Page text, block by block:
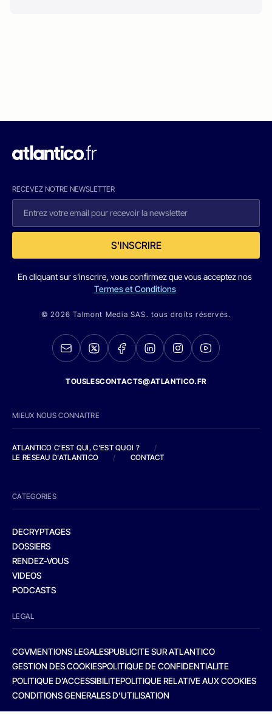
RECEVEZ NOTRE NEWSLETTER
S'INSCRIRE
En cliquant sur s'inscrire, vous confirmez que vous acceptez nos
Termes et Conditions
© 2026 Talmont Media SAS. tous droits réservés.
TOUSLESCONTACTS@ATLANTICO.FR
MIEUX NOUS CONNAITRE
ATLANTICO C'EST QUI, C'EST QUOI ?
/
LE RESEAU D'ATLANTICO
/ CONTACT
CATEGORIES
DECRYPTAGES
DOSSIERS
RENDEZ-VOUS
VIDEOS
PODCASTS
LEGAL
CGVMENTIONS LEGALESPUBLICITE SUR ATLANTICO
GESTION DES COOKIESPOLITIQUE DE CONFIDENTIALITE
POLITIQUE D’ACCESSIBILITEPOLITIQUE RELATIVE AUX COOKIES
CONDITIONS GENERALES D’UTILISATION